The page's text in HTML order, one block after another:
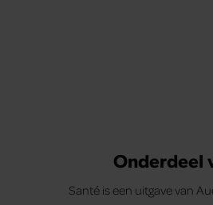
Onderdeel
Santé is een uitgave van